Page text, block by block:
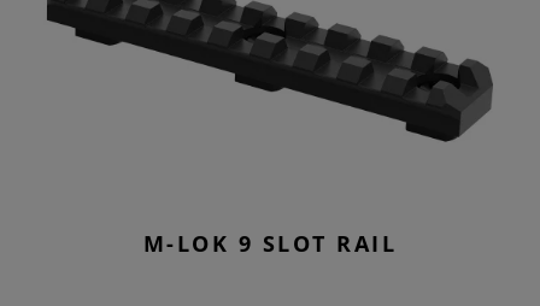
M-LOK 9 SLOT RAIL